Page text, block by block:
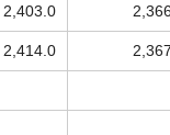
2,403.0
2,414.0